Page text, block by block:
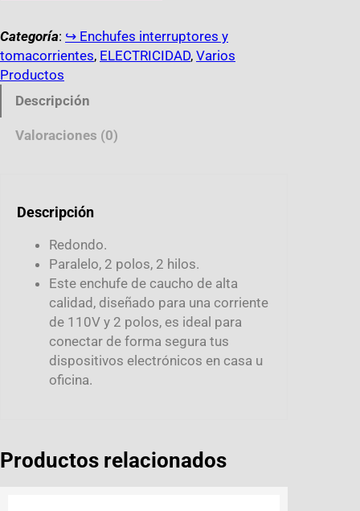
Categoría: ↪︎ Enchufes interruptores y
tomacorrientes, ELECTRICIDAD, Varios
Productos
Descripción
Valoraciones (0)
Descripción
Redondo.
Paralelo, 2 polos, 2 hilos.
Este enchufe de caucho de alta
calidad, diseñado para una corriente
de 110V y 2 polos, es ideal para
conectar de forma segura tus
dispositivos electrónicos en casa u
oficina.
Productos relacionados